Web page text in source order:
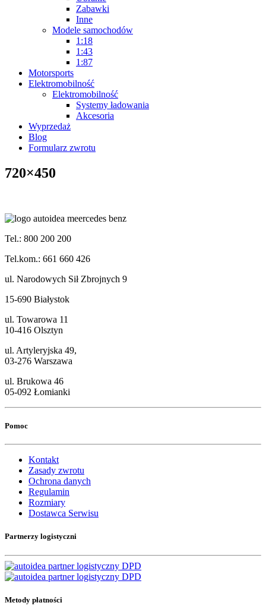
Zabawki
Inne
Modele samochodów
1:18
1:43
1:87
Motorsports
Elektromobilność
Elektromobilność
Systemy ładowania
Akcesoria
Wyprzedaż
Blog
Formularz zwrotu
720×450
Tel.: 800 200 200
Tel.kom.: 661 660 426
ul. Narodowych Sił Zbrojnych 9
15-690 Białystok
ul. Towarowa 11
10-416 Olsztyn
ul. Artyleryjska 49,
03-276 Warszawa
ul. Brukowa 46
05-092 Łomianki
Pomoc
Kontakt
Zasady zwrotu
Ochrona danych
Regulamin
Rozmiary
Dostawca Serwisu
Partnerzy logistyczni
Metody płatności